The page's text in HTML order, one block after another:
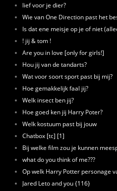
lief voor je dier?
Wie van One Direction past het
Is dat ene meisje op je of niet
! jij & tom !
Are you in love [only for girls!]
Hou jij van de tandarts?
Wat voor soort sport past bij mij?
Hoe gemakkelijk faal jij?
Welk insect ben jij?
Hoe goed ken jij Harry Poter?
Welk kostuum past bij jouw
Chatbox [tc] [1]
Bij welke film zou je kunnen
what do you think of me???
Op welk Harry Potter personage
Jared Leto and you {116}